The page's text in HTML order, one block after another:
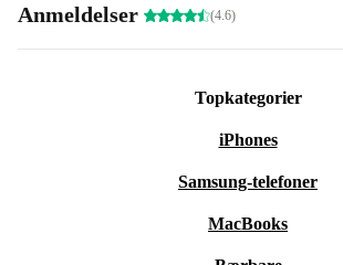
Anmeldelser (4.6)
Topkategorier
iPhones
Samsung-telefoner
MacBooks